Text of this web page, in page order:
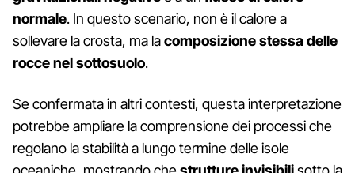
normale. In questo scenario, non è il calore a
sollevare la crosta, ma lacomposizione stessa delle
rocce nel sottosuolo.
Se confermata in altri contesti, questa interpretazione
potrebbe ampliare la comprensione dei processi che
regolano la stabilità a lungo termine delle isole